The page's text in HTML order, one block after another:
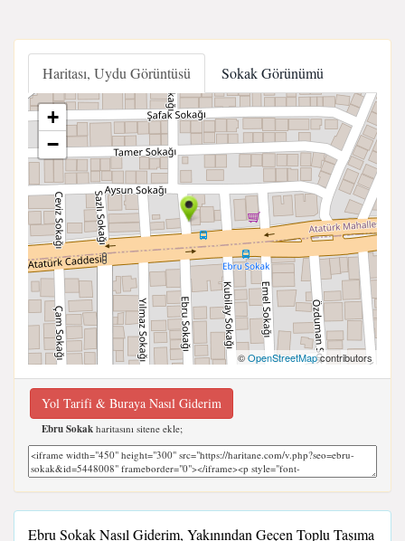
Haritası, Uydu Görüntüsü Sokak Görünümü
+
−
©OpenStreetMapcontributors
Yol Tarifi & Buraya Nasıl Giderim
Ebru Sokak haritasını sitene ekle;
Ebru Sokak Nasıl Giderim, Yakınından Geçen Toplu Taşıma